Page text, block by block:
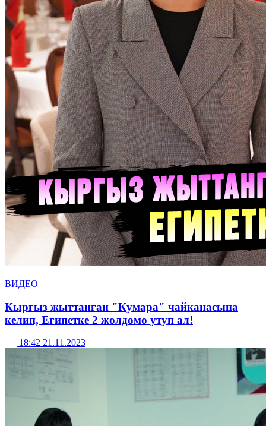
ВИДЕО
Кыргыз жыттанган "Кумара" чайканасына
келип, Египетке 2 жолдомо утуп ал!
18:42 21.11.2023